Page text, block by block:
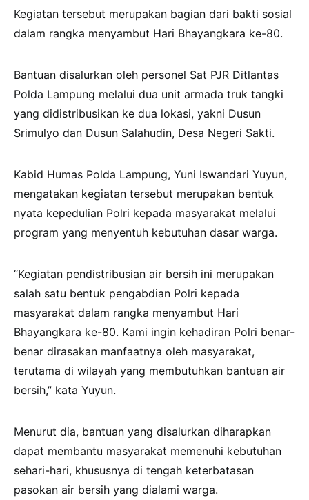
Kegiatan tersebut merupakan bagian dari bakti sosial
dalam rangka menyambut Hari Bhayangkara ke-80.
Bantuan disalurkan oleh personel Sat PJR Ditlantas
Polda Lampung melalui dua unit armada truk tangki
yang didistribusikan ke dua lokasi, yakni Dusun
Srimulyo dan Dusun Salahudin, Desa Negeri Sakti.
Kabid Humas Polda Lampung, Yuni Iswandari Yuyun,
mengatakan kegiatan tersebut merupakan bentuk
nyata kepedulian Polri kepada masyarakat melalui
program yang menyentuh kebutuhan dasar warga.
“Kegiatan pendistribusian air bersih ini merupakan
salah satu bentuk pengabdian Polri kepada
masyarakat dalam rangka menyambut Hari
Bhayangkara ke-80. Kami ingin kehadiran Polri benar-
benar dirasakan manfaatnya oleh masyarakat,
terutama di wilayah yang membutuhkan bantuan air
bersih,” kata Yuyun.
Menurut dia, bantuan yang disalurkan diharapkan
dapat membantu masyarakat memenuhi kebutuhan
sehari-hari, khususnya di tengah keterbatasan
pasokan air bersih yang dialami warga.